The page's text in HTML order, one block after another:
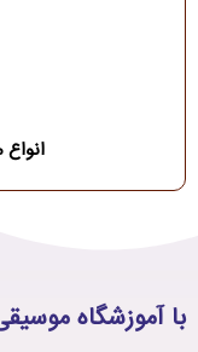
با آموزشگاه